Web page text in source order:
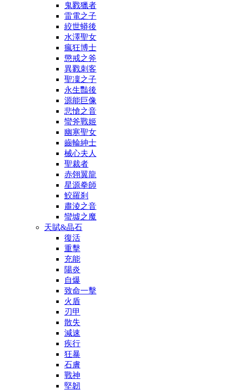
鬼戮獵者
雷電之子
絞世蟒後
水澤聖女
瘋狂博士
懲戒之斧
異戮刺客
聖凜之子
永生豔後
源能巨像
悲愴之音
蠻斧戰姬
幽寒聖女
齒輪紳士
械心夫人
聖裁者
赤翎翼龍
星源拳師
鮫羅刹
肅淩之音
蠻墟之魔
天賦&晶石
復活
重擊
充能
陽炎
自爆
致命一擊
火盾
刃甲
散失
減速
疾行
狂暴
石膚
戰神
堅韌